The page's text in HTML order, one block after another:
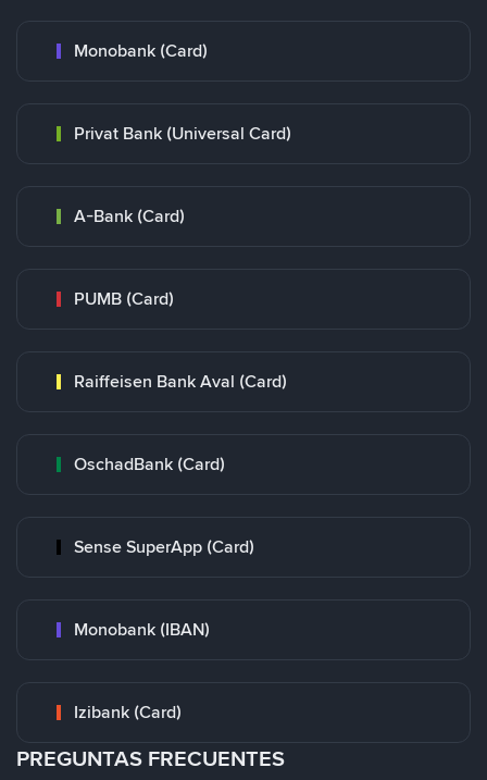
Monobank (Card)
Privat Bank (Universal Card)
A-Bank (Card)
PUMB (Card)
Raiffeisen Bank Aval (Card)
OschadBank (Card)
Sense SuperApp (Card)
Monobank (IBAN)
Izibank (Card)
PREGUNTAS FRECUENTES